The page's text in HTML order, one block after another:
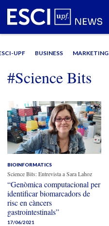
UPF BUSINESS MARKETING
#Science Bits
BIOINFORMATICS
Science Bits: Entrevista a Sara Lahoz
“Genòmica computacional per
identificar biomarcadors de
risc en càncers
gastrointestinals”
17/06/2021